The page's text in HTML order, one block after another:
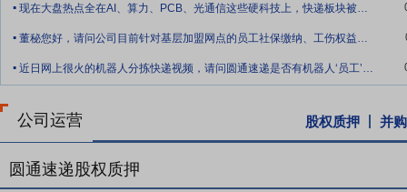
现在大盘热点全在AI、算力、PCB、光通信这些硬科技上，快递板块被资金抛弃。圆通
. 董秘您好，请问公司目前针对基层加盟网点的员工社保缴纳、工伤权益保障，建立了哪些监
. 近日网上很火的机器人分拣快递视频，请问圆通速递是否有机器人‘员工’？智能化分拣是
公司运营 股权质押 并
圆通速递股权质押